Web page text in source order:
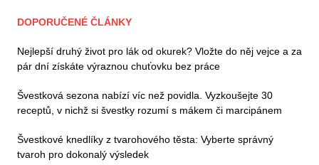
DOPORUČENÉ ČLÁNKY
Nejlepší druhý život pro lák od okurek? Vložte do něj vejce a za
pár dní získáte výraznou chuťovku bez práce
Švestková sezona nabízí víc než povidla. Vyzkoušejte 30
receptů, v nichž si švestky rozumí s mákem či marcipánem
Švestkové knedlíky z tvarohového těsta: Vyberte správný
tvaroh pro dokonalý výsledek